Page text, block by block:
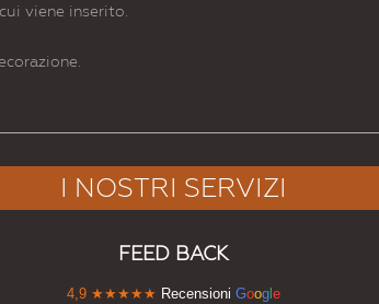
viene inserito.
I NOSTRI SERVIZI
FEED BACK
4,9 ★★★★★ Recensioni Googl e